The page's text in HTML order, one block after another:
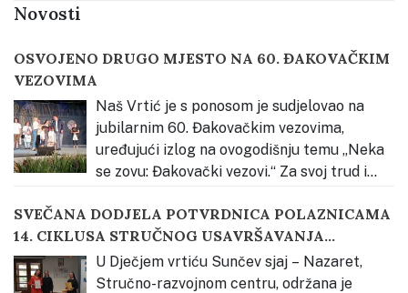
Novosti
OSVOJENO DRUGO MJESTO NA 60. ĐAKOVAČKIM
VEZOVIMA
Naš Vrtić je s ponosom je sudjelovao na
jubilarnim 60. Đakovačkim vezovima,
uređujući izlog na ovogodišnju temu „Neka
se zovu: Đakovački vezovi.“ Za svoj trud i
obrazovnih ustanova. Priprema za izradu izloga
započela je upoznavanjem djece s bogatstvom
slavonske tradicije kroz neposredno iskustvo.…
SVEČANA DODJELA POTVRDNICA POLAZNICAMA
14. CIKLUSA STRUČNOG USAVRŠAVANJA
KATEHEZE DOBROGA PASTIRA
U Dječjem vrtiću Sunčev sjaj – Nazaret,
Stručno-razvojnom centru, održana je